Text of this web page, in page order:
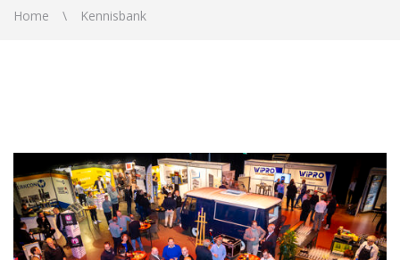
Home Kennisbank